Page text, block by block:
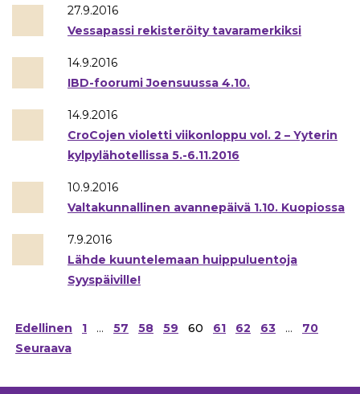
27.9.2016
Vessapassi rekisteröity tavaramerkiksi
14.9.2016
IBD-foorumi Joensuussa 4.10.
14.9.2016
CroCojen violetti viikonloppu vol. 2 – Yyterin
kylpylähotellissa 5.-6.11.2016
10.9.2016
Valtakunnallinen avannepäivä 1.10. Kuopiossa
7.9.2016
Lähde kuuntelemaan huippuluentoja
Syyspäiville!
Artikkelien
sivutus
Edellinen 1 … 57 58 59 60 61 62 63 …
70
Seuraava